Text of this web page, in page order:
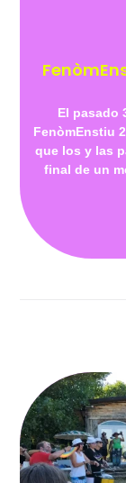
El pasado
FenòmEnstiu
que los y las
final de un